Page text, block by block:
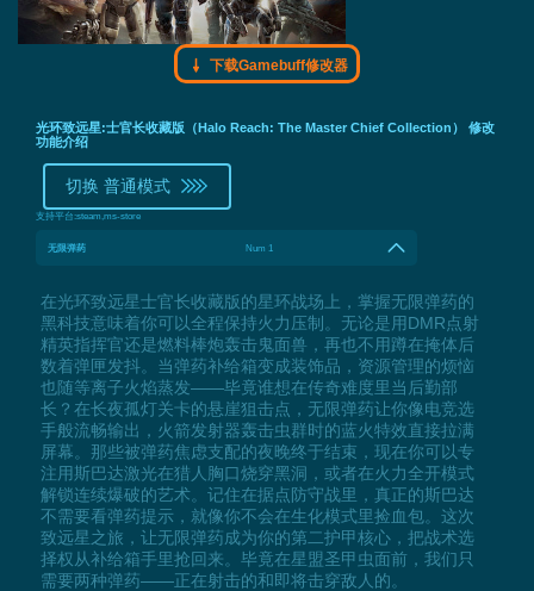
下载Gamebuff修改器
光环致远星:士官长收藏版（Halo Reach: The Master Chief Collection） 修改
功能介绍
切换 普通模式
支持平台:steam,ms-store
无限弹药 Num 1
在光环致远星士官长收藏版的星环战场上，掌握无限弹药的
黑科技意味着你可以全程保持火力压制。无论是用DMR点射
精英指挥官还是燃料棒炮轰击鬼面兽，再也不用蹲在掩体后
数着弹匣发抖。当弹药补给箱变成装饰品，资源管理的烦恼
也随等离子火焰蒸发——毕竟谁想在传奇难度里当后勤部
长？在长夜孤灯关卡的悬崖狙击点，无限弹药让你像电竞选
手般流畅输出，火箭发射器轰击虫群时的蓝火特效直接拉满
屏幕。那些被弹药焦虑支配的夜晚终于结束，现在你可以专
注用斯巴达激光在猎人胸口烧穿黑洞，或者在火力全开模式
解锁连续爆破的艺术。记住在据点防守战里，真正的斯巴达
不需要看弹药提示，就像你不会在生化模式里捡血包。这次
致远星之旅，让无限弹药成为你的第二护甲核心，把战术选
择权从补给箱手里抢回来。毕竟在星盟圣甲虫面前，我们只
需要两种弹药——正在射击的和即将击穿敌人的。